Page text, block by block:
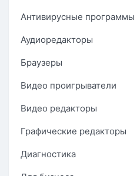
Антивирусные программы
Аудиоредакторы
Браузеры
Видео проигрыватели
Видео редакторы
Графические редакторы
Диагностика